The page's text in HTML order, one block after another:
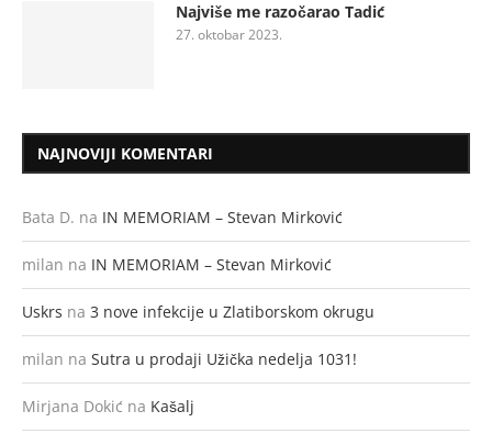
Najviše me razočarao Tadić
27. oktobar 2023.
NAJNOVIJI KOMENTARI
Bata D. na IN MEMORIAM – Stevan Mirković
milan na IN MEMORIAM – Stevan Mirković
Uskrs na 3 nove infekcije u Zlatiborskom okrugu
milan na Sutra u prodaji Užička nedelja 1031!
Mirjana Dokić na Kašalj